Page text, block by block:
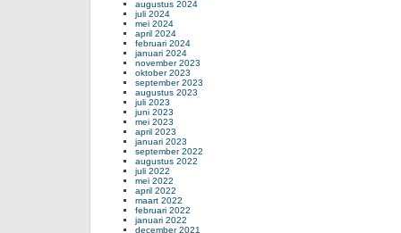
augustus 2024
juli 2024
mei 2024
april 2024
februari 2024
januari 2024
november 2023
oktober 2023
september 2023
augustus 2023
juli 2023
juni 2023
mei 2023
april 2023
januari 2023
september 2022
augustus 2022
juli 2022
mei 2022
april 2022
maart 2022
februari 2022
januari 2022
december 2021